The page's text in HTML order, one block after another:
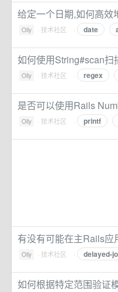
给定一个日期,如何高效
Olly · 技术社区 · date
如何使用String#scan
Olly · 技术社区 · regex
是否可以使用Rails
Olly · 技术社区 · printf
有没有可能在主Rails
Olly · 技术社区 · delayed-
如何根据特定范围验证